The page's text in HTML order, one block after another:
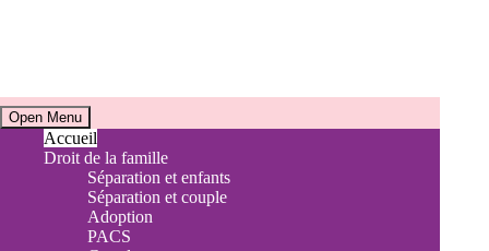
Open Menu
Accueil
Droit de la famille
Séparation et enfants
Séparation et couple
Adoption
PACS
Horaires
Accueil téléphonique et Consultations juridiques
Du lundi au vendredi de 9h à 17h30
Sur rendez-vous uniquement